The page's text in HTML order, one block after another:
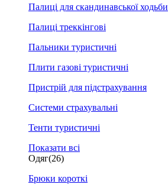
Палиці для скандинавської ходьби
Палиці треккінгові
Пальники туристичні
Плити газові туристичні
Пристрій для підстрахування
Системи страхувальні
Тенти туристичні
Показати всі
Одяг(26)
Брюки короткі